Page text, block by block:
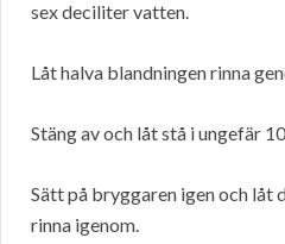
sex deciliter vatten.
Låt halva blandningen rinna
Stäng av och låt stå i ungefär
Sätt på bryggaren igen och låt
rinna igenom.